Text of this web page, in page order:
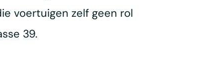
voertuigen zelf geen rol
39.